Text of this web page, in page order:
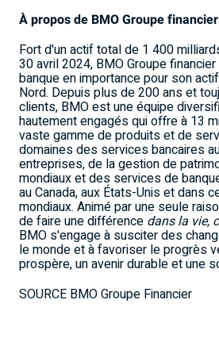
À propos de BMO Groupe financier
Fort d'un actif total de 1 400
30 avril 2024, BMO Groupe
banque en importance pour son
Nord. Depuis plus de 200 ans et
clients, BMO est une équipe
hautement engagés qui offre à 13
vaste gamme de produits et de
domaines des services bancaires
entreprises, de la gestion de
mondiaux et des services de
au Canada, aux États-Unis et dans
mondiaux. Animé par une seule
de faire une différence dans la vie,
BMO s'engage à susciter des
le monde et à favoriser le progrès
prospère, un avenir durable et une
SOURCE BMO Groupe Financier